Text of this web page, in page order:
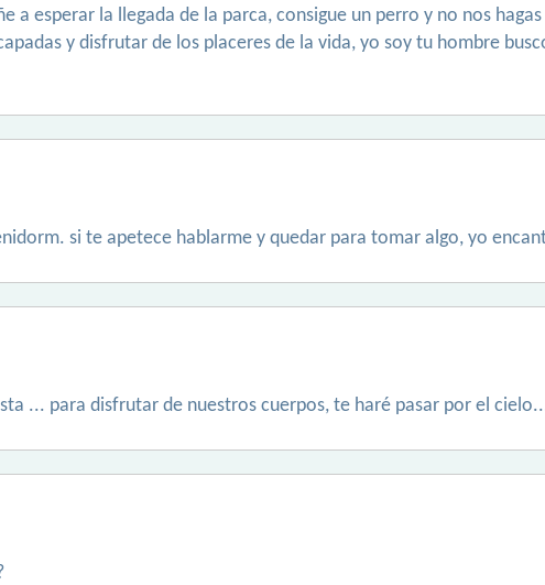
a esperar la llegada de la parca, consigue un perro y no nos
y disfrutar de los placeres de la vida, yo soy tu hombre
si te apetece hablarme y quedar para tomar algo, yo
... para disfrutar de nuestros cuerpos, te haré pasar por el